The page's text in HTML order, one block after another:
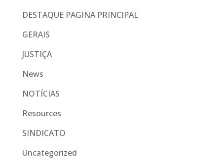
DESTAQUE PAGINA PRINCIPAL
GERAIS
JUSTIÇA
News
NOTÍCIAS
Resources
SINDICATO
Uncategorized